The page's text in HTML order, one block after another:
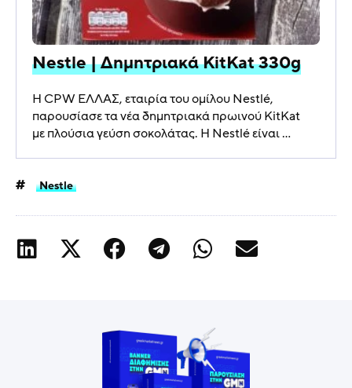
Nestle | Δημητριακά KitKat 330g
Η CPW ΕΛΛΑΣ, εταιρία του ομίλου Nestlé,
παρουσίασε τα νέα δημητριακά πρωινού KitKat
με πλούσια γεύση σοκολάτας. Η Nestlé είναι ...
Nestle